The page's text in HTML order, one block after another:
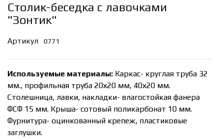
Столик-беседка с лавочками
"Зонтик"
Артикул 0771
Используемые материалы: Каркас- круглая труба 32
мм., профильная труба 20х20 мм, 40х20 мм.
Столешница, лавки, накладки- влагостойкая фанера
ФСФ 15 мм. Крыша- сотовый поликарбонат 10 мм.
Фурнитура- оцинкованный крепеж, пластиковые
заглушки.